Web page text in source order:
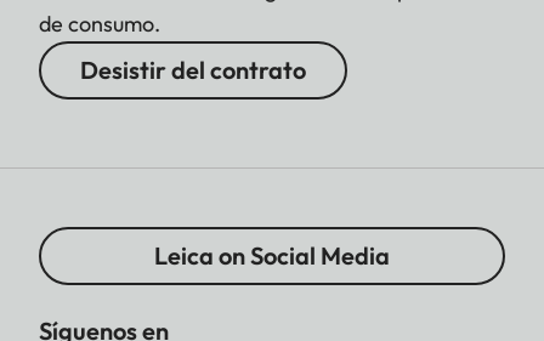
de consumo.
Desistir del contrato
Leica on Social Media
Síguenos en